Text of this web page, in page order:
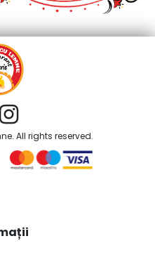
All rights reserved.